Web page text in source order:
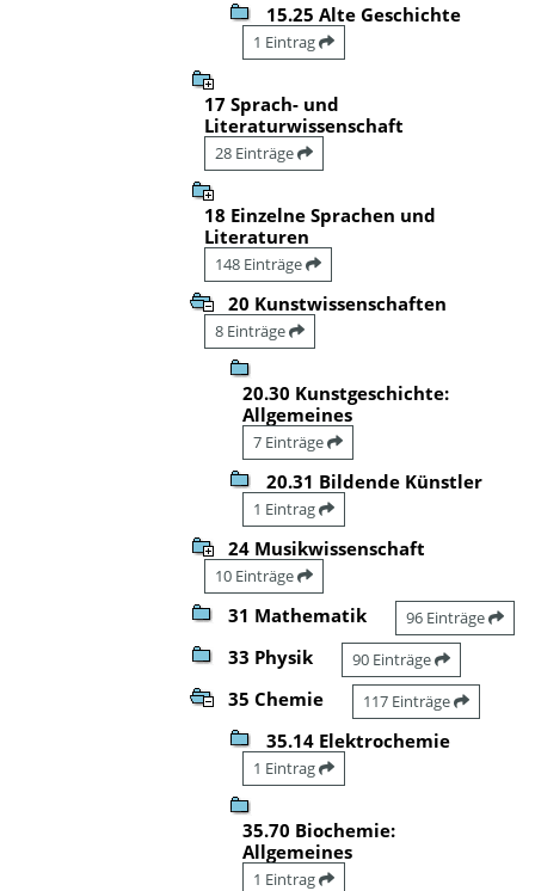
15.25 Alte Geschichte
1 Eintrag
17 Sprach- und
Literaturwissenschaft
28 Einträge
18 Einzelne Sprachen und
Literaturen
148 Einträge
20 Kunstwissenschaften
8 Einträge
20.30 Kunstgeschichte:
Allgemeines
7 Einträge
20.31 Bildende Künstler
1 Eintrag
24 Musikwissenschaft
10 Einträge
31 Mathematik 96 Einträge
33 Physik 90 Einträge
35 Chemie 117 Einträge
35.14 Elektrochemie
1 Eintrag
35.70 Biochemie:
Allgemeines
1 Eintrag